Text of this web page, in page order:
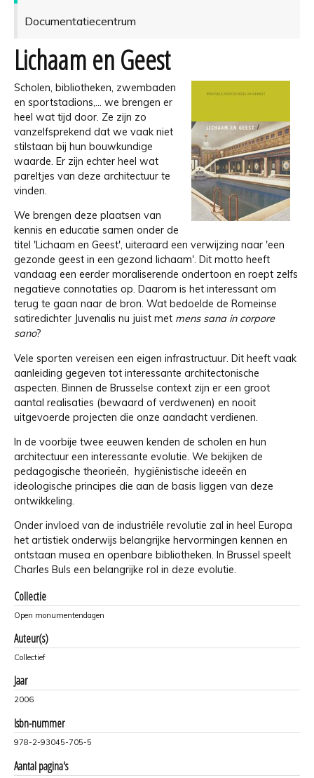
Documentatiecentrum
Lichaam en Geest
Scholen, bibliotheken, zwembaden
en sportstadions,… we brengen er
heel wat tijd door. Ze zijn zo
vanzelfsprekend dat we vaak niet
stilstaan bij hun bouwkundige
waarde. Er zijn echter heel wat
pareltjes van deze architectuur te
vinden.
We brengen deze plaatsen van
kennis en educatie samen onder de
titel 'Lichaam en Geest', uiteraard een verwijzing naar 'een
gezonde geest in een gezond lichaam'. Dit motto heeft
vandaag een eerder moraliserende ondertoon en roept zelfs
negatieve connotaties op. Daarom is het interessant om
terug te gaan naar de bron. Wat bedoelde de Romeinse
satiredichter Juvenalis nu juist met mens sana in corpore
sano?
Vele sporten vereisen een eigen infrastructuur. Dit heeft vaak
aanleiding gegeven tot interessante architectonische
aspecten. Binnen de Brusselse context zijn er een groot
aantal realisaties (bewaard of verdwenen) en nooit
uitgevoerde projecten die onze aandacht verdienen.
In de voorbije twee eeuwen kenden de scholen en hun
architectuur een interessante evolutie. We bekijken de
pedagogische theorieën, hygiënistische ideeën en
ideologische principes die aan de basis liggen van deze
ontwikkeling.
Onder invloed van de industriële revolutie zal in heel Europa
het artistiek onderwijs belangrijke hervormingen kennen en
ontstaan musea en openbare bibliotheken. In Brussel speelt
Charles Buls een belangrijke rol in deze evolutie.
Collectie
Open monumentendagen
Auteur(s)
Collectief
Jaar
2006
Isbn-nummer
978-2-93045-705-5
Aantal pagina's